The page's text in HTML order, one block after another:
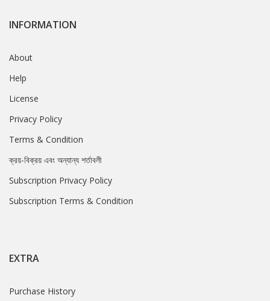
INFORMATION
About
Help
License
Privacy Policy
Terms & Condition
ক্রয়-বিক্রয় এবং অন্যান্য শর্তাবলী
Subscription Privacy Policy
Subscription Terms & Condition
EXTRA
Purchase History